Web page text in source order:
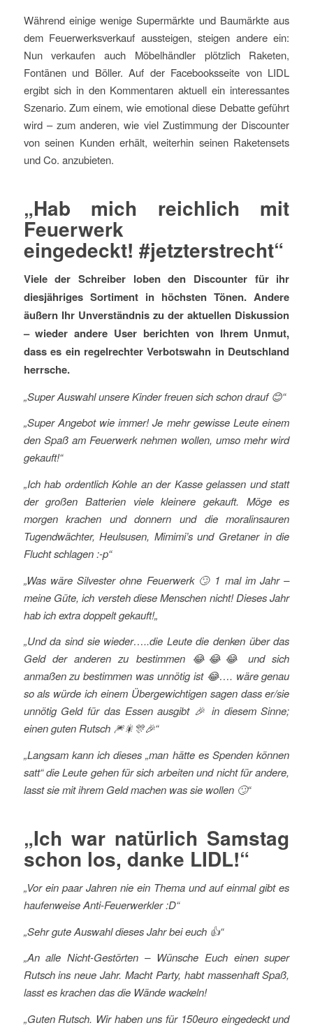
Während einige wenige Supermärkte und Baumärkte aus
dem Feuerwerksverkauf aussteigen, steigen andere ein:
Nun verkaufen auch Möbelhändler plötzlich Raketen,
Fontänen und Böller. Auf der Facebooksseite von LIDL
ergibt sich in den Kommentaren aktuell ein interessantes
Szenario. Zum einem, wie emotional diese Debatte geführt
wird – zum anderen, wie viel Zustimmung der Discounter
von seinen Kunden erhält, weiterhin seinen Raketensets
und Co. anzubieten.
„Hab mich reichlich mit
Feuerwerk
eingedeckt! #jetzterstrecht“
Viele der Schreiber loben den Discounter für ihr
diesjähriges Sortiment in höchsten Tönen. Andere
äußern Ihr Unverständnis zu der aktuellen Diskussion
– wieder andere User berichten von Ihrem Unmut,
dass es ein regelrechter Verbotswahn in Deutschland
herrsche.
„Super Auswahl unsere Kinder freuen sich schon drauf😊“
„Super Angebot wie immer! Je mehr gewisse Leute einem
den Spaß am Feuerwerk nehmen wollen, umso mehr wird
gekauft!“
„Ich hab ordentlich Kohle an der Kasse gelassen und statt
der großen Batterien viele kleinere gekauft. Möge es
morgen krachen und donnern und die moralinsauren
Tugendwächter, Heulsusen, Mimimi’s und Gretaner in die
Flucht schlagen :-p“
„Was wäre Silvester ohne Feuerwerk 🙄 1 mal im Jahr –
meine Güte, ich versteh diese Menschen nicht! Dieses Jahr
hab ich extra doppelt gekauft!„
„Und da sind sie wieder…..die Leute die denken über das
Geld der anderen zu bestimmen 😂 😂 😂
und sich
anmaßen zu bestimmen was unnötig ist 😂…. wäre genau
so als würde ich einem Übergewichtigen sagen dass er/sie
unnötig Geld für das Essen ausgibt 🎉 in diesem Sinne;
einen guten Rutsch 🎆🎇 🎊🎉“
„Langsam kann ich dieses „man hätte es Spenden können
satt“ die Leute gehen für sich arbeiten und nicht für andere,
lasst sie mit ihrem Geld machen was sie wollen 🙄“
„Ich war natürlich Samstag
schon los, danke LIDL!“
„Vor ein paar Jahren nie ein Thema und auf einmal gibt es
haufenweise Anti-Feuerwerkler:D“
„Sehr gute Auswahl dieses Jahr bei euch 👍“
„An alle Nicht-Gestörten – Wünsche Euch einen super
Rutsch ins neue Jahr. Macht Party, habt massenhaft Spaß,
lasst es krachen das die Wände wackeln!
„Guten Rutsch. Wir haben uns für 150euro eingedeckt und